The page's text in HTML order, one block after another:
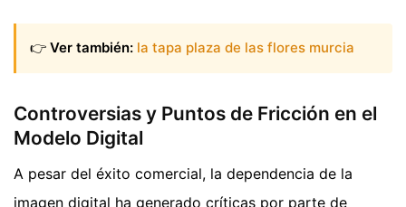
👉 Ver también: la tapa plaza de las flores murcia
Controversias y Puntos de Fricción en el
Modelo Digital
A pesar del éxito comercial, la dependencia de la
imagen digital ha generado críticas por parte de